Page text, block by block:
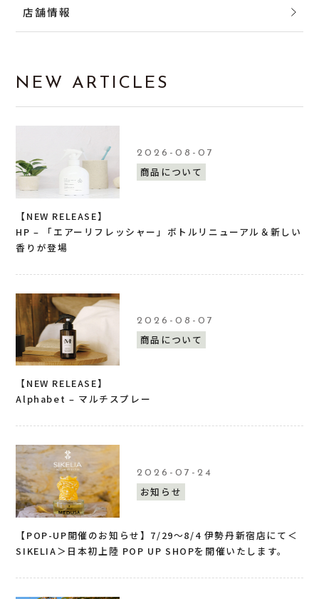
店舗情報
NEW ARTICLES
2026-08-07
商品について
【NEW RELEASE】
HP – 「エアーリフレッシャー」ボトルリニューアル＆新しい
香りが登場
2026-08-07
商品について
【NEW RELEASE】
Alphabet – マルチスプレー
2026-07-24
お知らせ
【POP-UP開催のお知らせ】7/29〜8/4 伊勢丹新宿店にて＜
SIKELIA＞日本初上陸 POP UP SHOPを開催いたします。